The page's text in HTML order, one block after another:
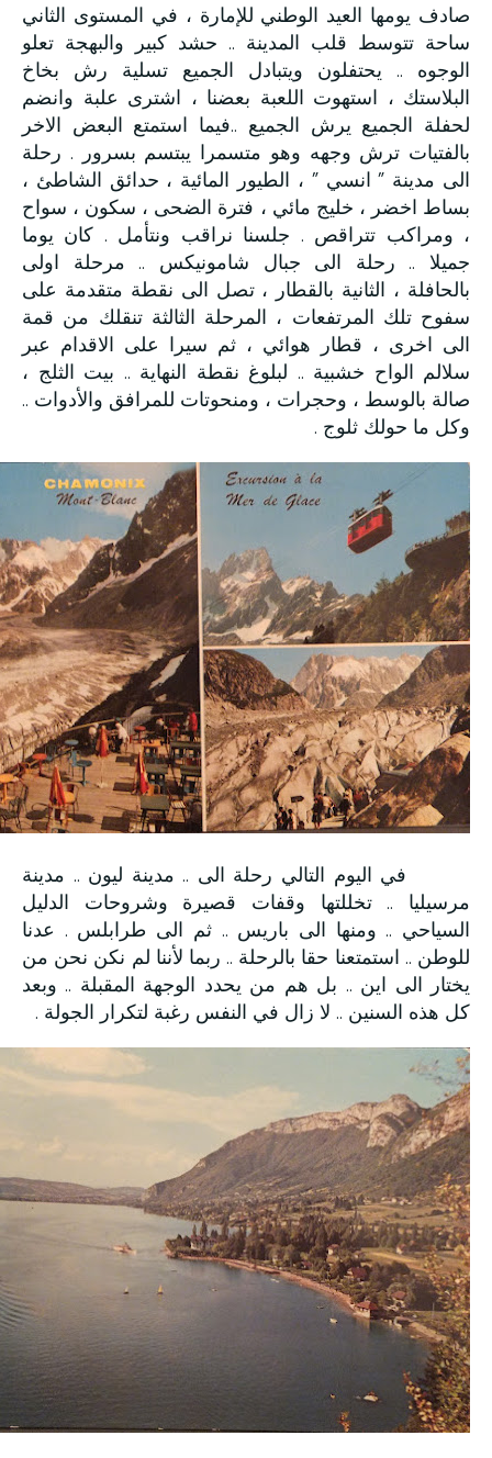
صادف يومها العيد الوطني للإمارة ، في المستوى الثاني
ساحة تتوسط قلب المدينة .. حشد كبير والبهجة تعلو
الوجوه .. يحتفلون ويتبادل الجميع تسلية رش بخاخ
البلاستك ، استهوت اللعبة بعضنا ، اشترى علبة وانضم
لحفلة الجميع يرش الجميع ..فيما استمتع البعض الاخر
بالفتيات ترش وجهه وهو متسمرا يبتسم بسرور . رحلة
الى مدينة ” انسي ” ، الطيور المائية ، حدائق الشاطئ ،
بساط اخضر ، خليج مائي ، فترة الضحى ، سكون ، سواح
، ومراكب تتراقص . جلسنا نراقب ونتأمل . كان يوما
جميلا .. رحلة الى جبال شامونيكس .. مرحلة اولى
بالحافلة ، الثانية بالقطار ، تصل الى نقطة متقدمة على
سفوح تلك المرتفعات ، المرحلة الثالثة تنقلك من قمة
الى اخرى ، قطار هوائي ، ثم سيرا على الاقدام عبر
سلالم الواح خشبية .. لبلوغ نقطة النهاية .. بيت الثلج ،
صالة بالوسط ، وحجرات ، ومنحوتات للمرافق والأدوات ..
وكل ما حولك ثلوج .
في اليوم التالي رحلة الى .. مدينة ليون .. مدينة
مرسيليا .. تخللتها وقفات قصيرة وشروحات الدليل
السياحي .. ومنها الى باريس .. ثم الى طرابلس . عدنا
للوطن .. استمتعنا حقا بالرحلة .. ربما لأننا لم نكن نحن من
يختار الى اين .. بل هم من يحدد الوجهة المقبلة .. وبعد
كل هذه السنين .. لا زال في النفس رغبة لتكرار الجولة .